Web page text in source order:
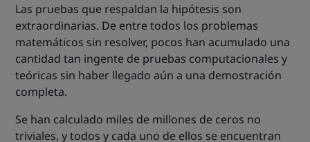
Las pruebas que respaldan la hipótesis son
extraordinarias. De entre todos los problemas
matemáticos sin resolver, pocos han acumulado una
cantidad tan ingente de pruebas computacionales y
teóricas sin haber llegado aún a una demostración
completa.
Se han calculado miles de millones de ceros no
triviales, y todos y cada uno de ellos se encuentran